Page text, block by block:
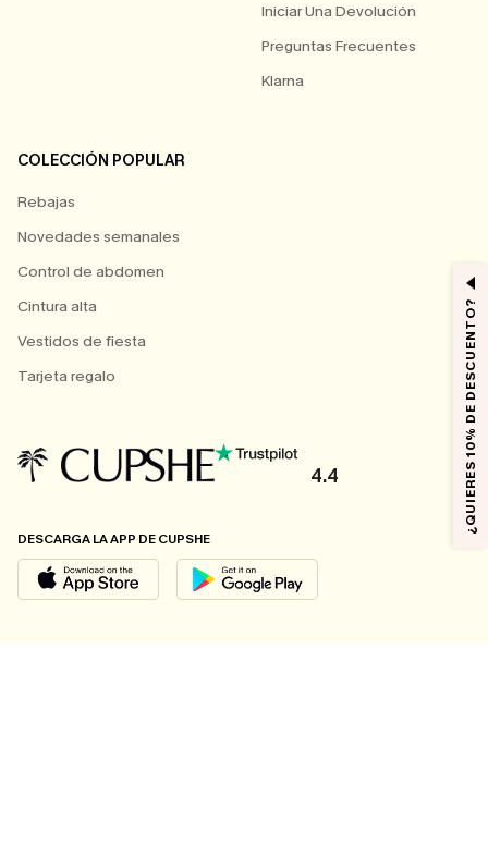
Iniciar Una Devolución
Preguntas Frecuentes
Klarna
COLECCIÓN POPULAR
Rebajas
Novedades semanales
Control de abdomen
Cintura alta
Vestidos de fiesta
Tarjeta regalo
4.4
DESCARGA LA APP DE CUPSHE
¿QUIERES 10% DE DESCUENTO?